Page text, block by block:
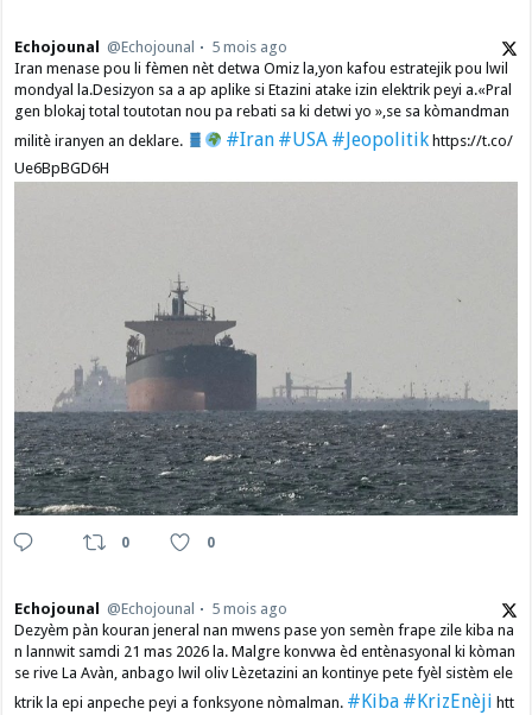
Echojounal @Echojounal
5 mois ago
Iran menase pou li fèmen nèt detwa Omiz la,yon kafou estratejik pou lwil
mondyal la.Desizyon sa a ap aplike si Etazini atake izin elektrik peyi a.​«Pral
gen blokaj total toutotan nou pa rebati sa ki detwi yo »,se sa kòmandman
militè iranyen an deklare.
#Iran #USA #Jeopolitikhttps://t.co/
Ue6BpBGD6H
0 0
Echojounal @Echojounal
5 mois ago
Dezyèm pàn kouran jeneral nan mwens pase yon semèn frape zile kiba na
n lannwit samdi 21 mas 2026 la. Malgre konvwa èd entènasyonal ki kòman
se rive La Avàn, anbago lwil oliv Lèzetazini an kontinye pete fyèl sistèm ele
ktrik la epi anpeche peyi a fonksyone nòmalman. #Kiba #KrizEnèji htt